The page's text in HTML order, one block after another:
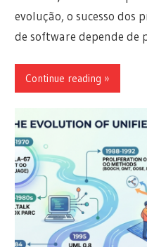
evolução, o sucesso dos
de software depende de
Continue reading